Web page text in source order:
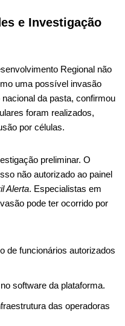
e Investigação
Regional não
uma possível invasão
da pasta, confirmou
foram realizados,
por células.
preliminar. O
não autorizado ao painel
Alerta. Especialistas em
pode ter ocorrido por
de funcionários autorizados
software da plataforma.
das operadoras